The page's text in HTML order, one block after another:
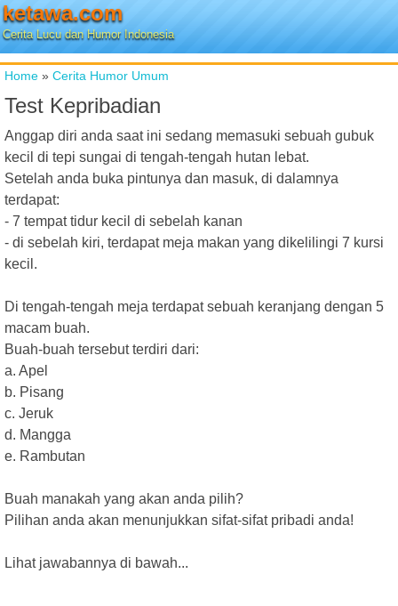
ketawa.com
Cerita Lucu dan Humor Indonesia
Home » Cerita Humor Umum
Test Kepribadian
Anggap diri anda saat ini sedang memasuki sebuah gubuk
kecil di tepi sungai di tengah-tengah hutan lebat.
Setelah anda buka pintunya dan masuk, di dalamnya
terdapat:
- 7 tempat tidur kecil di sebelah kanan
- di sebelah kiri, terdapat meja makan yang dikelilingi 7 kursi
kecil.
Di tengah-tengah meja terdapat sebuah keranjang dengan 5
macam buah.
Buah-buah tersebut terdiri dari:
a. Apel
b. Pisang
c. Jeruk
d. Mangga
e. Rambutan
Buah manakah yang akan anda pilih?
Pilihan anda akan menunjukkan sifat-sifat pribadi anda!
Lihat jawabannya di bawah...